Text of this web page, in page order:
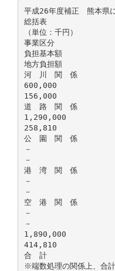
平成26年度補正 熊本県
総括表
（単位：千円）
事業区分
負担基本額
地方負担額
河 川 関 係
600,000
156,000
道 路 関 係
1,290,000
258,810
公 園 関 係
－
－
港 湾 関 係
－
－
空 港 関 係
－
－
1,890,000
414,810
合 計
※端数処理の関係上、合